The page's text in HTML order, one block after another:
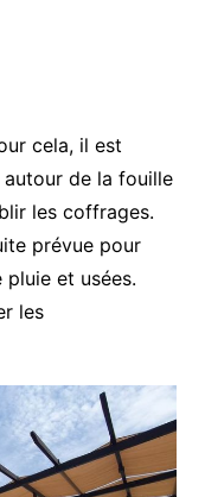
cela, il est
autour de la fouille
les coffrages.
prévue pour
pluie et usées.
les